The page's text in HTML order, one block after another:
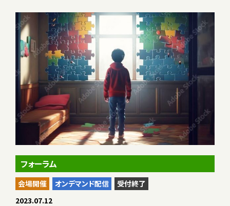
フォーラム
会場開催 オンデマンド配信
受付終了
2023.07.12